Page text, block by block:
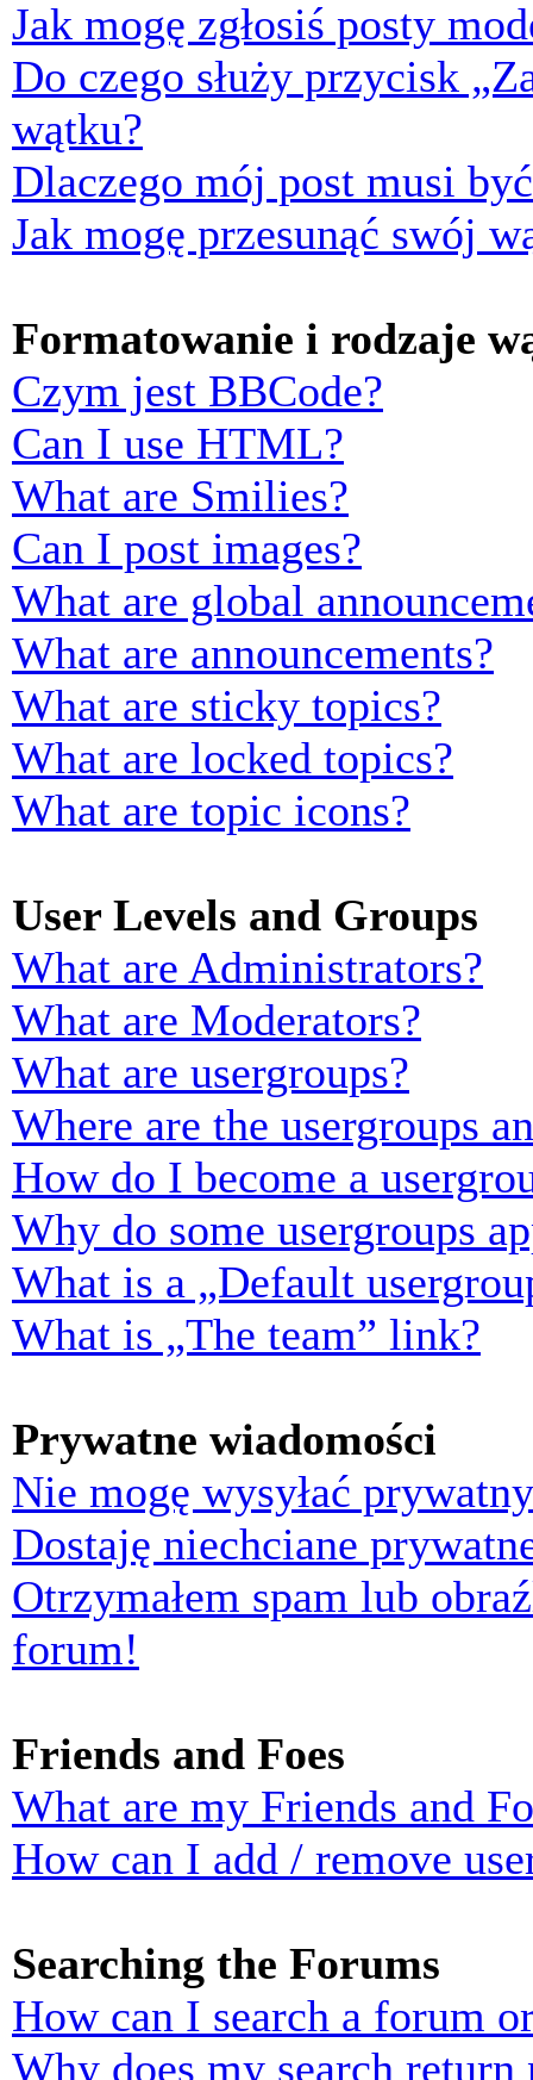
Jak mogę zgłosiś posty
Do czego służy przycisk
wątku?
Dlaczego mój post musi
Jak mogę przesunąć swój
Formatowanie i rodzaje
Czym jest BBCode?
Can I use HTML?
What are Smilies?
Can I post images?
What are global
What are announcements?
What are sticky topics?
What are locked topics?
What are topic icons?
User Levels and Groups
What are Administrators?
What are Moderators?
What are usergroups?
Where are the usergroups
How do I become a
Why do some usergroups
What is a „Default
What is „The team” link?
Prywatne wiadomości
Nie mogę wysyłać
Dostaję niechciane
Otrzymałem spam lub
forum!
Friends and Foes
What are my Friends and
How can I add / remove
Searching the Forums
How can I search a forum
Why does my search return